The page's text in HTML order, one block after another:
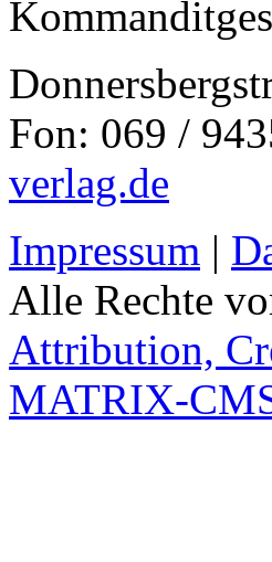
Fon: 069 /
verlag.de
Impressum |
Alle Rechte
Attribution,
MATRIX-